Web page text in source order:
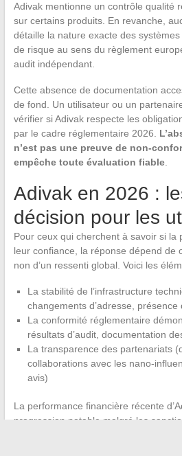
Adivak mentionne un contrôle qualité
sur certains produits. En revanche,
détaille la nature exacte des systèmes
de risque au sens du règlement
audit indépendant.
Cette absence de documentation
de fond. Un utilisateur ou un
vérifier si Adivak respecte les
par le cadre réglementaire 2026.
n’est pas une preuve de non-
empêche toute évaluation fiable.
Adivak en 2026 :
décision pour les
Pour ceux qui cherchent à savoir si la
leur confiance, la réponse dépend de
non d’un ressenti global. Voici les
La stabilité de l’infrastructure
changements d’adresse,
La conformité réglementaire
résultats d’audit, documentation
La transparence des partenariats
collaborations avec les nano-
avis)
La performance financière récente
progression notable malgré les